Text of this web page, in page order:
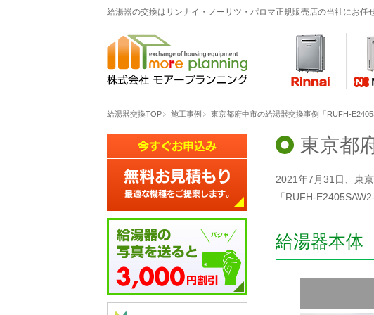
給湯器の交換はリンナイ・ノーリツ・パロマ正規販売店の当社にお任
給湯器交換TOP 施工事例 東京都府中市の給湯器交換事例「RUFH-
東京都
2021年7月31日、東
「RUFH-
給湯器本体